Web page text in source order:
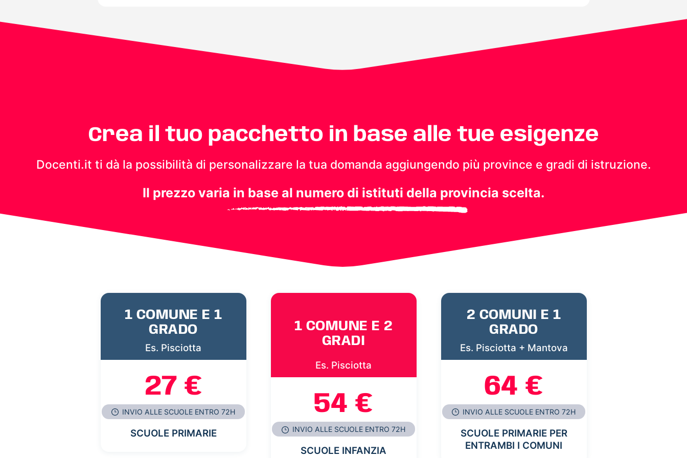
Crea il tuo pacchetto in base alle tue esigenze
Docenti.it ti dà la possibilità di personalizzare la tua domanda aggiungendo più province e gradi di istruzione.
Il prezzo varia in base al numero di istituti della provincia scelta.
1 COMUNE E 1
GRADO
Es. Pisciotta
27 €
INVIO ALLE SCUOLE ENTRO 72H
SCUOLE PRIMARIE
1 COMUNE E 2
GRADI
Es. Pisciotta
54 €
INVIO ALLE SCUOLE ENTRO 72H
SCUOLE INFANZIA
2 COMUNI E 1
GRADO
Es. Pisciotta + Mantova
64 €
INVIO ALLE SCUOLE ENTRO 72H
SCUOLE PRIMARIE PER
ENTRAMBI I COMUNI